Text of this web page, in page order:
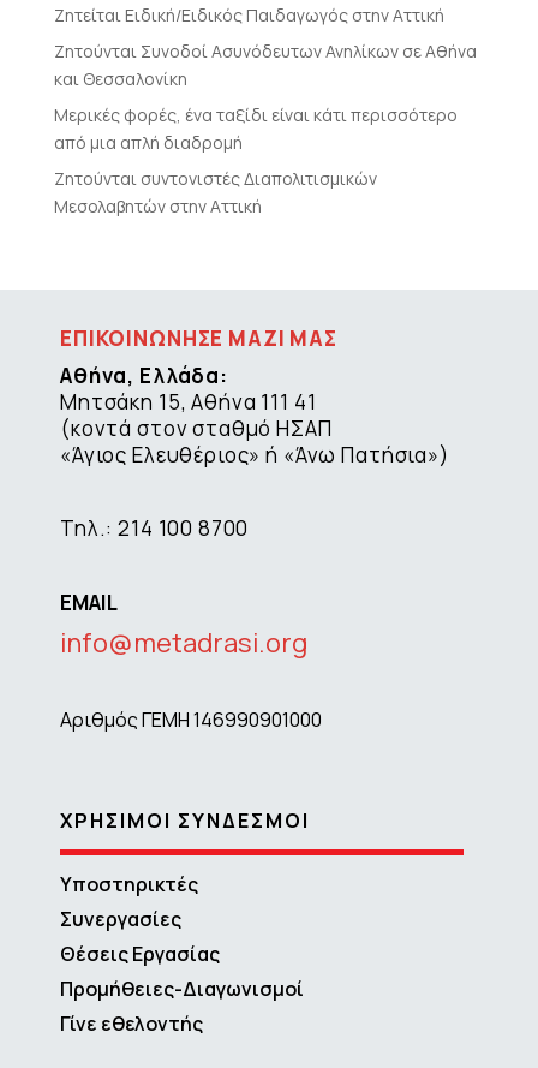
Ζητείται Ειδική/Ειδικός Παιδαγωγός στην Αττική
Ζητούνται Συνοδοί Ασυνόδευτων Ανηλίκων σε Αθήνα
και Θεσσαλονίκη
Μερικές φορές, ένα ταξίδι είναι κάτι περισσότερο
από μια απλή διαδρομή
Ζητούνται συντονιστές Διαπολιτισμικών
Μεσολαβητών στην Αττική
ΕΠΙΚΟΙΝΩΝΗΣΕ ΜΑΖΙ ΜΑΣ
Αθήνα, Ελλάδα:
Μητσάκη 15, Αθήνα 111 41
(κοντά στον σταθμό ΗΣΑΠ
«Άγιος Ελευθέριος» ή «Άνω Πατήσια»)
Τηλ.: 214 100 8700
EMAIL
info@metadrasi.org
Αριθμός ΓΕΜΗ 146990901000
ΧΡΗΣΙΜΟΙ ΣΥΝΔΕΣΜΟΙ
Υποστηρικτές
Συνεργασίες
Θέσεις Εργασίας
Προμήθειες-Διαγωνισμοί
Γίνε εθελοντής